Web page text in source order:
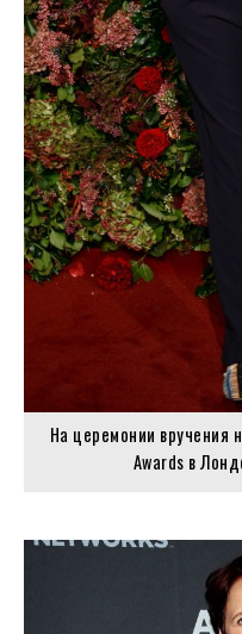
На церемонии вручения
Awards в